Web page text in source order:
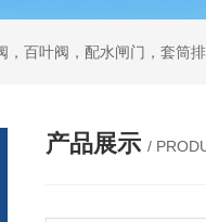
百叶阀，配水闸门，套筒
产品展示 /